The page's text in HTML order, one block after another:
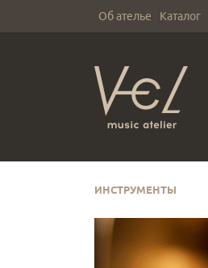
Об ателье Каталог
ИНСТРУМЕНТЫ